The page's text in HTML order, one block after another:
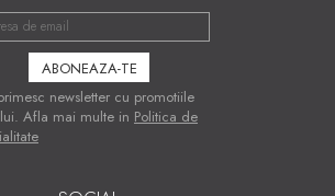
newsletter cu promotiile
Afla mai multe in Politica de